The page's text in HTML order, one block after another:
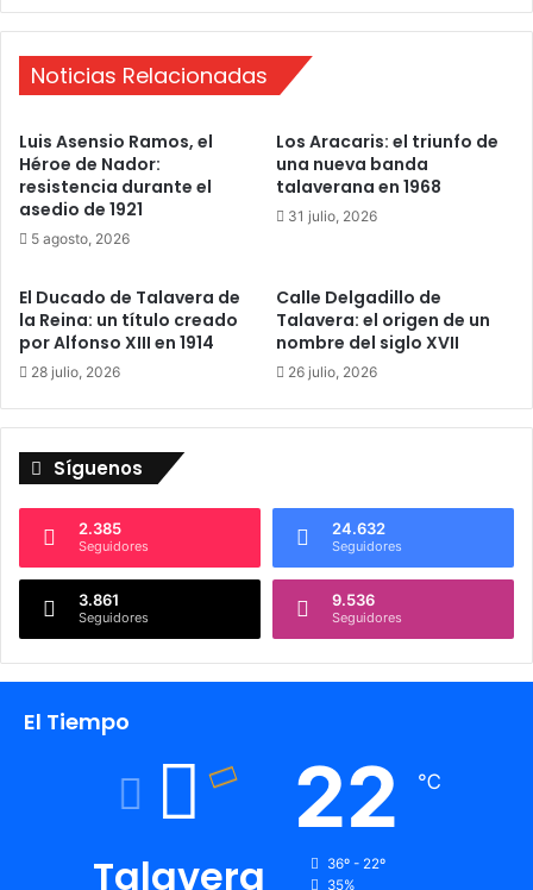
t
n
e
g
o
Noticias Relacionadas
Luis Asensio Ramos, el
Héroe de Nador:
resistencia durante el
asedio de 1921
5 agosto, 2026
Los Aracaris: el triunfo de
una nueva banda
talaverana en 1968
31 julio, 2026
El Ducado de Talavera de
la Reina: un título creado
por Alfonso XIII en 1914
28 julio, 2026
Calle Delgadillo de
Talavera: el origen de un
nombre del siglo XVII
26 julio, 2026
Síguenos
2.385
Seguidores
24.632
Seguidores
3.861
Seguidores
9.536
Seguidores
El Tiempo
Talavera
22 ℃
36º - 22º
35%